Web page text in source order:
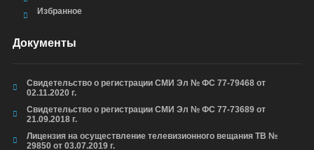
Избранное
Документы
Свидетельство о регистрации СМИ Эл № ФС 77-79468 от
02.11.2020 г.
Свидетельство о регистрации СМИ Эл № ФС 77-73689 от
21.09.2018 г.
Лицензия на осуществление телевизионного вещания ТВ №
29850 от 03.07.2019 г.